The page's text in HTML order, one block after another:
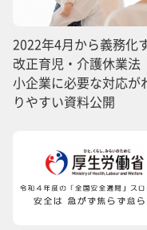
2022年4月から義務化
改正育児・介護休業
小企業に必要な対応が
りやすい資料公開